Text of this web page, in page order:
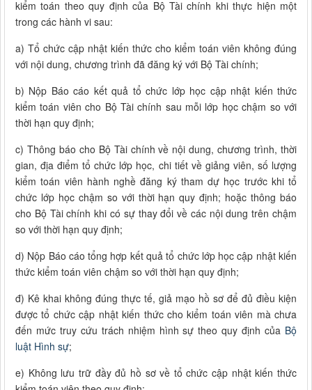
kiểm toán theo quy định của Bộ Tài chính khi thực hiện một
trong các hành vi sau:
a) Tổ chức cập nhật kiến thức cho kiểm toán viên không đúng
với nội dung, chương trình đã đăng ký với Bộ Tài chính;
b) Nộp Báo cáo kết quả tổ chức lớp học cập nhật kiến thức
kiểm toán viên cho Bộ Tài chính sau mỗi lớp học chậm so với
thời hạn quy định;
c) Thông báo cho Bộ Tài chính về nội dung, chương trình, thời
gian, địa điểm tổ chức lớp học, chi tiết về giảng viên, số lượng
kiểm toán viên hành nghề đăng ký tham dự học trước khi tổ
chức lớp học chậm so với thời hạn quy định; hoặc thông báo
cho Bộ Tài chính khi có sự thay đổi về các nội dung trên chậm
so với thời hạn quy định;
d) Nộp Báo cáo tổng hợp kết quả tổ chức lớp học cập nhật kiến
thức kiểm toán viên chậm so với thời hạn quy định;
đ) Kê khai không đúng thực tế, giả mạo hồ sơ để đủ điều kiện
được tổ chức cập nhật kiến thức cho kiểm toán viên mà chưa
đến mức truy cứu trách nhiệm hình sự theo quy định của Bộ
luật Hình sự;
e) Không lưu trữ đầy đủ hồ sơ về tổ chức cập nhật kiến thức